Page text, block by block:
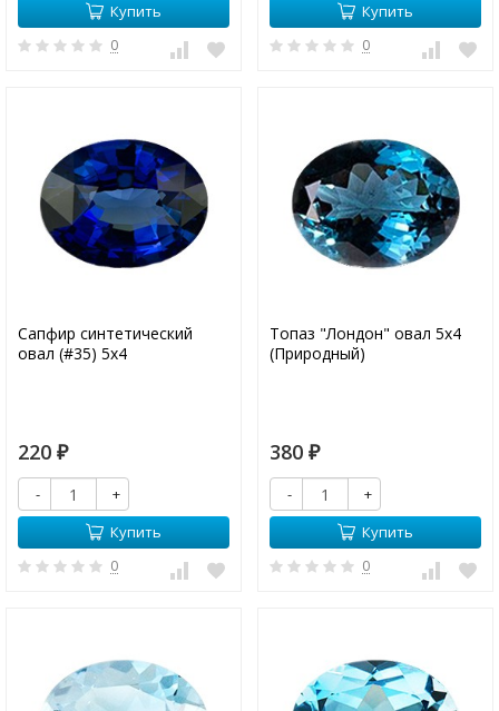
Купить
0
Купить
0
Сапфир синтетический
овал (#35) 5х4
220 ₽
-
+
Купить
0
Топаз "Лондон" овал 5х4
(Природный)
380 ₽
-
+
Купить
0